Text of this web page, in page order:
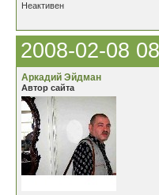
Неактивен
2008-02-08
Аркадий Эйдман
Автор сайта